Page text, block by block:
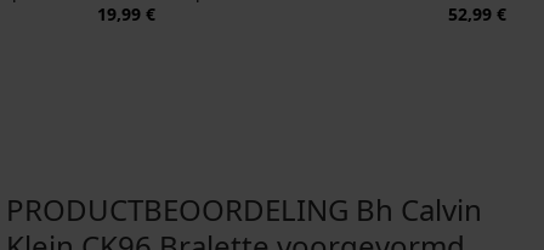
19,99 €
52,99 €
PRODUCTBEOORDELING Bh Calvin